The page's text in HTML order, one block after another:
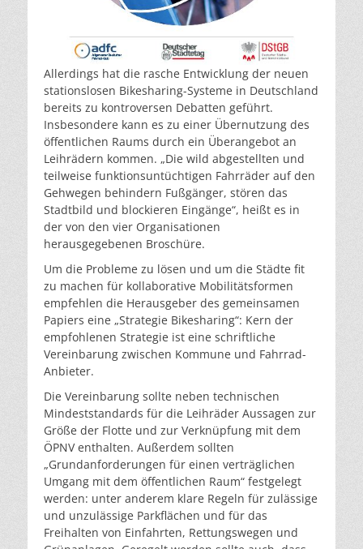
Allerdings hat die rasche Entwicklung der neuen
stationslosen Bikesharing-Systeme in Deutschland
bereits zu kontroversen Debatten geführt.
Insbesondere kann es zu einer Übernutzung des
öffentlichen Raums durch ein Überangebot an
Leihrädern kommen. „Die wild abgestellten und
teilweise funktionsuntüchtigen Fahrräder auf den
Gehwegen behindern Fußgänger, stören das
Stadtbild und blockieren Eingänge“, heißt es in
der von den vier Organisationen
herausgegebenen Broschüre.
Um die Probleme zu lösen und um die Städte fit
zu machen für kollaborative Mobilitätsformen
empfehlen die Herausgeber des gemeinsamen
Papiers eine „Strategie Bikesharing“: Kern der
empfohlenen Strategie ist eine schriftliche
Vereinbarung zwischen Kommune und Fahrrad-
Anbieter.
Die Vereinbarung sollte neben technischen
Mindeststandards für die Leihräder Aussagen zur
Größe der Flotte und zur Verknüpfung mit dem
ÖPNV enthalten. Außerdem sollten
„Grundanforderungen für einen verträglichen
Umgang mit dem öffentlichen Raum“ festgelegt
werden: unter anderem klare Regeln für zulässige
und unzulässige Parkflächen und für das
Freihalten von Einfahrten, Rettungswegen und